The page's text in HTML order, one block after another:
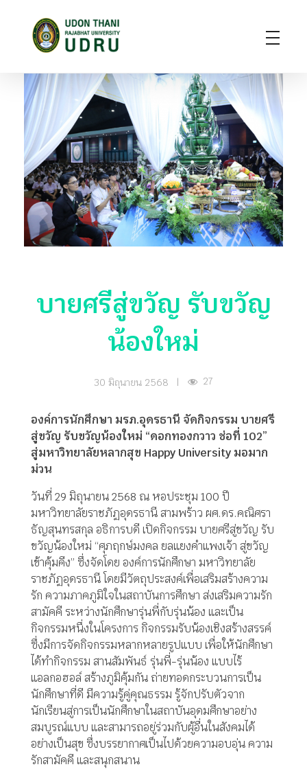
บายศรีสู่ขวัญ รับขวัญ
น้องใหม่
30 มิถุนายน 2568 | 27
องค์การนักศึกษา มรภ.อุดรธานี จัดกิจกรรม บายศรี
สู่ขวัญ รับขวัญน้องใหม่ “ดอกทองกวาว ช่อที่ 102”
สู่มหาวิทยาลัยหลากสุข Happy University มอมาก
ม่วน
วันที่ 29 มิถุนายน 2568 ณ หอประชุม 100 ปี
มหาวิทยาลัยราชภัฏอุดรธานี สามพร้าว ผศ.ดร.คณิศรา
ธัญสุนทรสกุล อธิการบดี เปิดกิจกรรม บายศรีสู่ขวัญ รับ
ขวัญน้องใหม่ “ศุภฤกษ์มงคล ยลแยงคำแพงเจ้า สู่ขวัญ
เข้าคุ้มคีง” ซึ่งจัดโดย องค์การนักศึกษา มหาวิทยาลัย
ราชภัฏอุดรธานี โดยมีวัตถุประสงค์เพื่อเสริมสร้างความ
รัก ความภาคภูมิใจในสถาบันการศึกษา ส่งเสริมความรัก
สามัคคี ระหว่างนักศึกษารุ่นพี่กับรุ่นน้อง และเป็น
กิจกรรมหนึ่งในโครงการ กิจกรรมรับน้องเชิงสร้างสรรค์
ซึ่งมีการจัดกิจกรรมหลากหลายรูปแบบ เพื่อให้นักศึกษา
ได้ทำกิจกรรม สานสัมพันธ์ รุ่นพี่-รุ่นน้อง แบบไร้
แอลกอฮอล์ สร้างภูมิคุ้มกัน ถ่ายทอดกระบวนการเป็น
นักศึกษาที่ดี มีความรู้คู่คุณธรรม รู้จักปรับตัวจาก
นักเรียนสู่การเป็นนักศึกษาในสถาบันอุดมศึกษาอย่าง
สมบูรณ์แบบ และสามารถอยู่ร่วมกับผู้อื่นในสังคมได้
อย่างเป็นสุข ซึ่งบรรยากาศเป็นไปด้วยความอบอุ่น ความ
รักสามัคคี และสนุกสนาน